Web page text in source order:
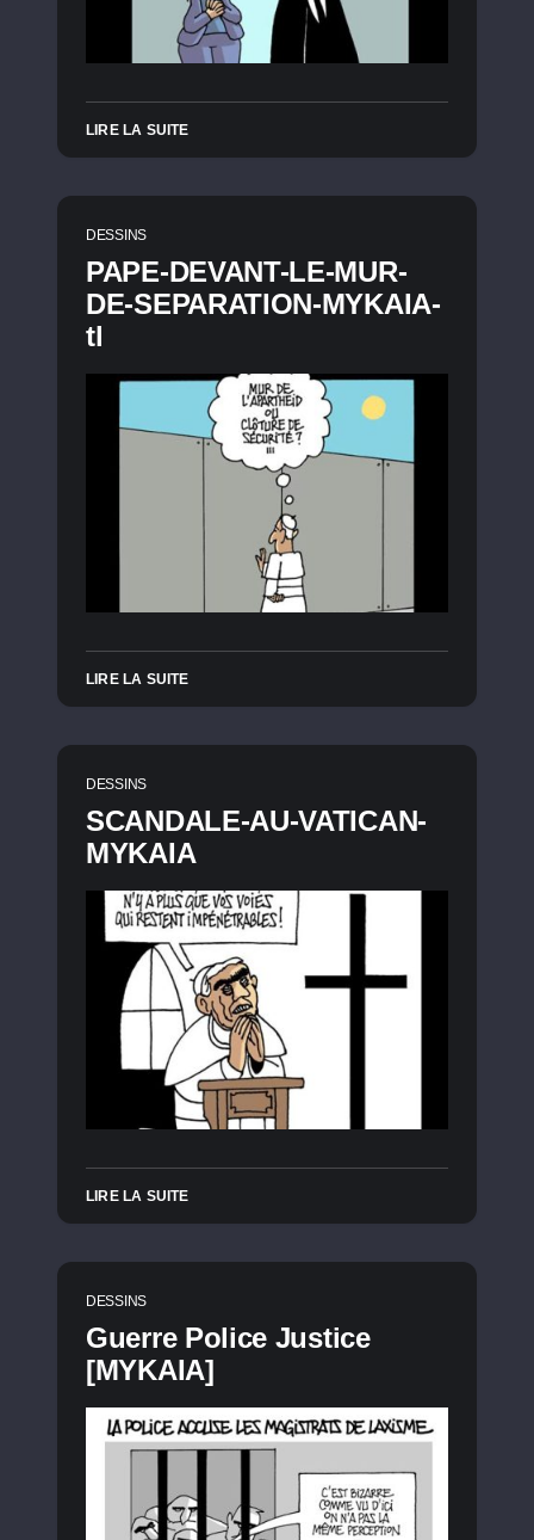
LIRE LA SUITE
DESSINS
PAPE-DEVANT-LE-MUR-
DE-SEPARATION-MYKAIA-
tl
LIRE LA SUITE
DESSINS
SCANDALE-AU-VATICAN-
MYKAIA
LIRE LA SUITE
DESSINS
Guerre Police Justice
[MYKAIA]